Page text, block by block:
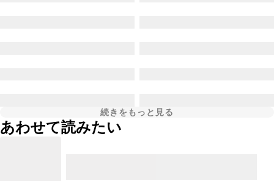
続きをもっと見る
あわせて読みたい